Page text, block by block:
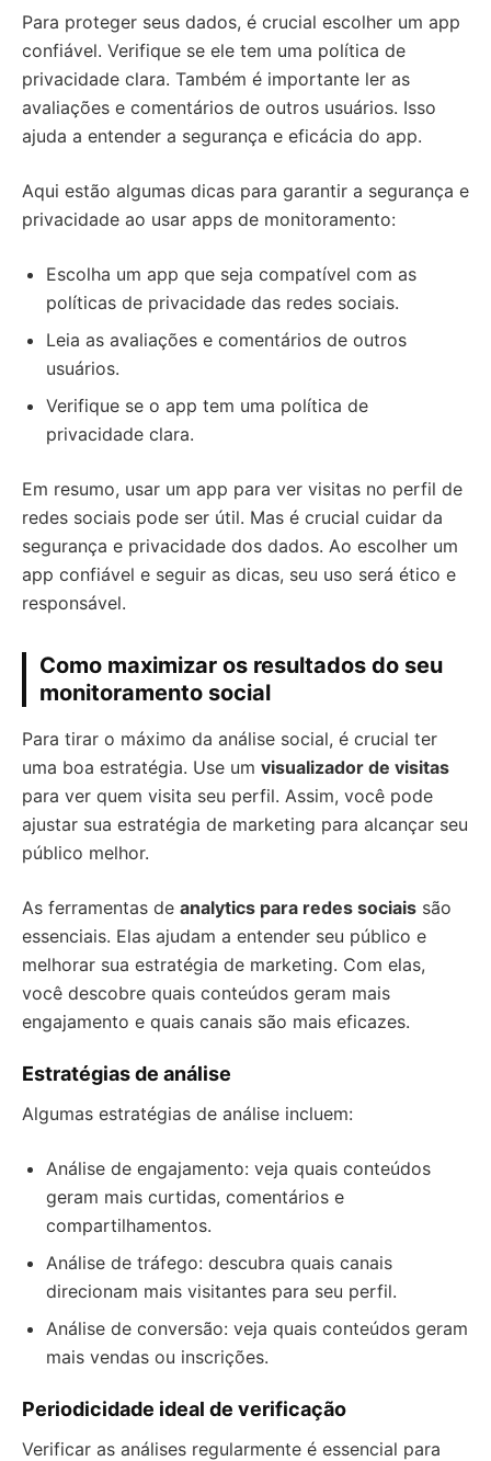
Para proteger seus dados, é crucial escolher um app
confiável. Verifique se ele tem uma política de
privacidade clara. Também é importante ler as
avaliações e comentários de outros usuários. Isso
ajuda a entender a segurança e eficácia do app.
Aqui estão algumas dicas para garantir a segurança e
privacidade ao usar apps de monitoramento:
Escolha um app que seja compatível com as
políticas de privacidade das redes sociais.
Leia as avaliações e comentários de outros
usuários.
Verifique se o app tem uma política de
privacidade clara.
Em resumo, usar um app para ver visitas no perfil de
redes sociais pode ser útil. Mas é crucial cuidar da
segurança e privacidade dos dados. Ao escolher um
app confiável e seguir as dicas, seu uso será ético e
responsável.
Como maximizar os resultados do seu
monitoramento social
Para tirar o máximo da análise social, é crucial ter
uma boa estratégia. Use um visualizador de visitas
para ver quem visita seu perfil. Assim, você pode
ajustar sua estratégia de marketing para alcançar seu
público melhor.
As ferramentas de analytics para redes sociais são
essenciais. Elas ajudam a entender seu público e
melhorar sua estratégia de marketing. Com elas,
você descobre quais conteúdos geram mais
engajamento e quais canais são mais eficazes.
Estratégias de análise
Algumas estratégias de análise incluem:
Análise de engajamento: veja quais conteúdos
geram mais curtidas, comentários e
compartilhamentos.
Análise de tráfego: descubra quais canais
direcionam mais visitantes para seu perfil.
Análise de conversão: veja quais conteúdos geram
mais vendas ou inscrições.
Periodicidade ideal de verificação
Verificar as análises regularmente é essencial para